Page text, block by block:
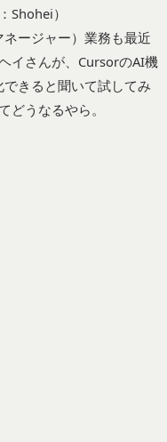
Shohei）
ージャー）業務も最近
イさんが、CursorのAI機
きると聞いて試してみ
どうなるやら。